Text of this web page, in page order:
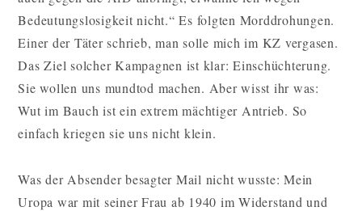
Bedeutungslosigkeit nicht.“ Es folgten Morddrohungen.
Einer der Täter schrieb, man solle mich im KZ vergasen.
Das Ziel solcher Kampagnen ist klar: Einschüchterung.
Sie wollen uns mundtod machen. Aber wisst ihr was:
Wut im Bauch ist ein extrem mächtiger Antrieb. So
einfach kriegen sie uns nicht klein.
Was der Absender besagter Mail nicht wusste: Mein
Uropa war mit seiner Frau ab 1940 im Widerstand und